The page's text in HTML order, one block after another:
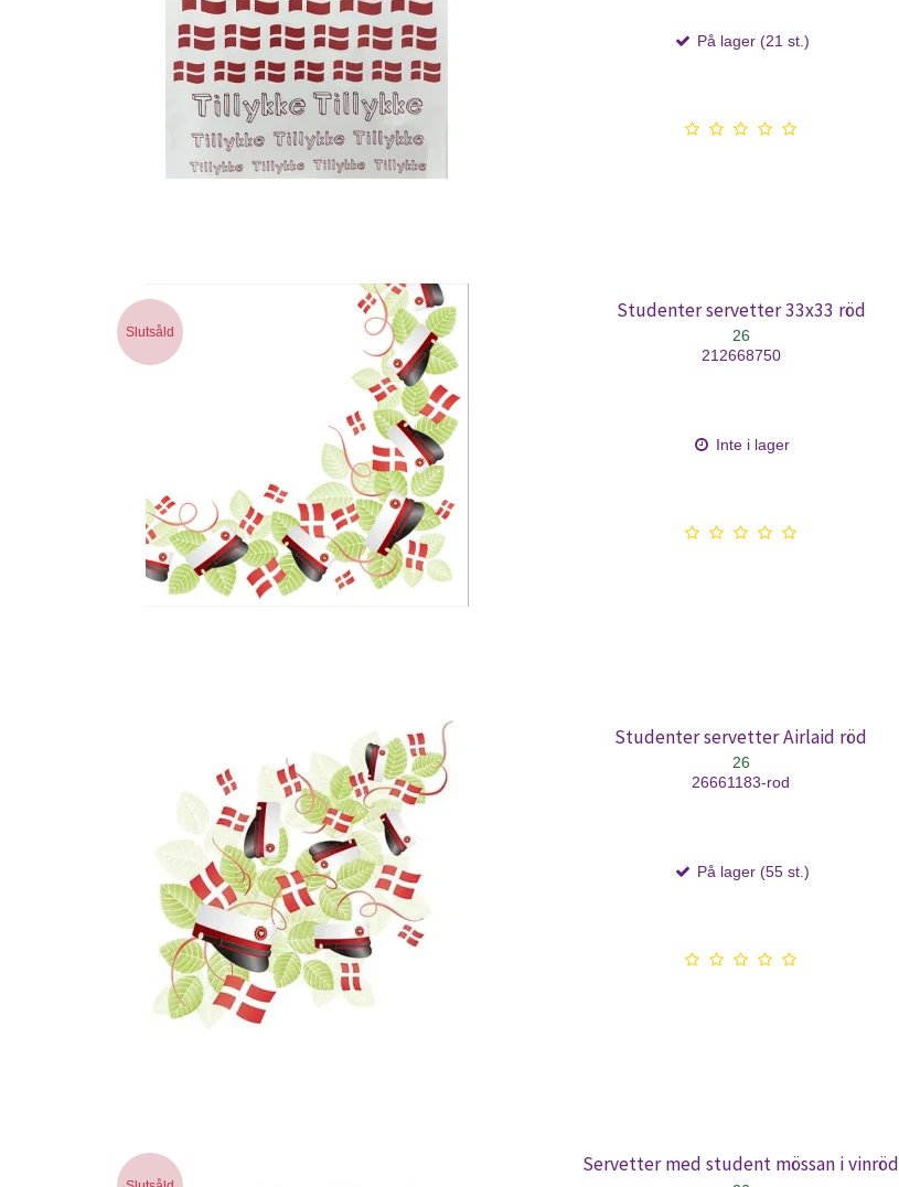
På lager (21 st.)
Slutsåld
Studenter servetter 33x33 röd
26
212668750
Inte i lager
Studenter servetter Airlaid röd
26
26661183-rod
På lager (55 st.)
Servetter med student mössan i vinröd